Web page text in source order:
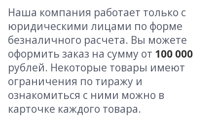
Наша компания работает только с
юридическими лицами по форме
безналичного расчета. Вы можете
оформить заказ на сумму от 100 000
рублей. Некоторые товары имеют
ограничения по тиражу и
ознакомиться с ними можно в
карточке каждого товара.